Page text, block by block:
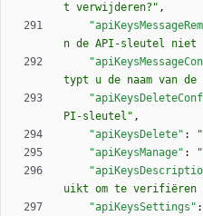
t verwijderen?" ,
n de API-sleutel niet
typt u de naam van
PI-sleutel" ,
"apiKeysDelete" :
"apiKeysManage" :
uikt om te verifiëren
"apiKeysSettings" :